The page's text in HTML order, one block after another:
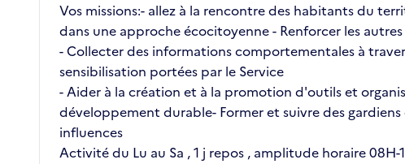
Vos missions:- allez à la rencontre des habitants du
dans une approche écocitoyenne - Renforcer les
- Collecter des informations comportementales à
sensibilisation portées par le Service
- Aider à la création et à la promotion d'outils et
développement durable- Former et suivre des
influences
Activité du Lu au Sa , 1 j repos , amplitude horaire